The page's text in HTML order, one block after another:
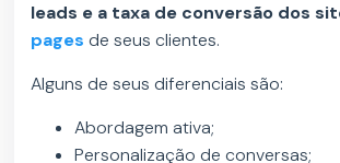
leads e a taxa de conversão dos
pages de seus clientes.
Alguns de seus diferenciais são:
Abordagem ativa;
Personalização de conversas;